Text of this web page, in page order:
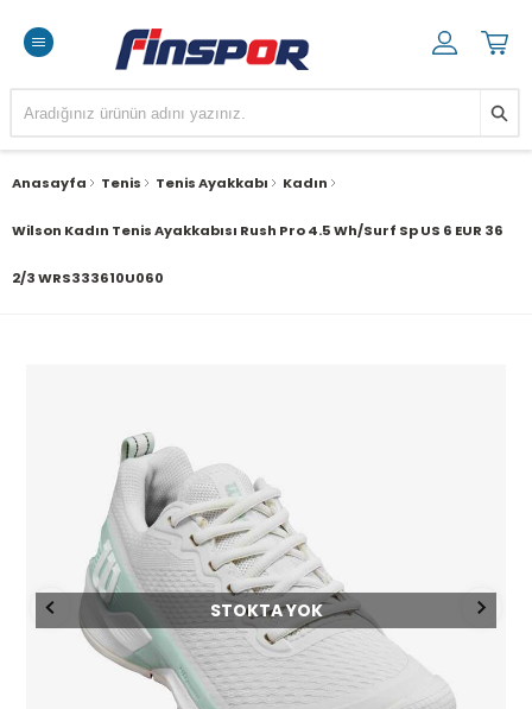
Anasayfa Tenis Tenis Ayakkabı Kadın
Wilson Kadın Tenis Ayakkabısı Rush Pro 4.5 Wh/Surf Sp US 6 EUR 36
2/3 WRS333610U060
STOKTA YOK